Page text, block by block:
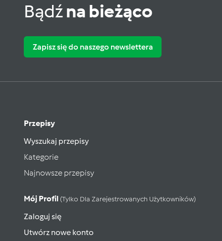
Bądźna bieżąco
Zapisz się do naszego newslettera
Przepisy
Wyszukaj przepisy
Kategorie
Najnowsze przepisy
Mój Profil (tylko Dla Zarejestrowanych Użytkowników)
Zaloguj się
Utwórz nowe konto